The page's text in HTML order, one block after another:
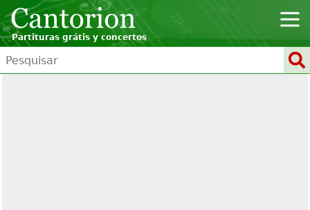
Partituras grátis y concertos